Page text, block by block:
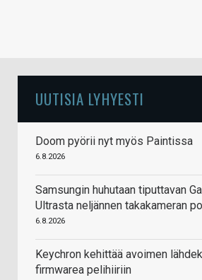
UUTISIA LYHYESTI
Doom pyörii nyt myös Paintissa
6.8.2026
Samsungin huhutaan tiputtavan
Ultrasta neljännen takakameran
6.8.2026
Keychron kehittää avoimen
firmwarea pelihiiriin